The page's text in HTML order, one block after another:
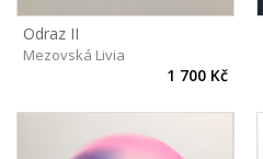
Odraz II
Mezovská Livia
1 700 Kč